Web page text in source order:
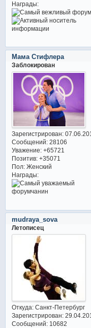
Награды:
Мама Стифлера
Заблокирован
Зарегистрирован:
Сообщений:28106
Уважение: +65721
Позитив: +35071
Пол:Женский
Награды:
mudraya_sova
Летописец
Откуда:Санкт-Петербург
Зарегистрирован:
Сообщений:10682